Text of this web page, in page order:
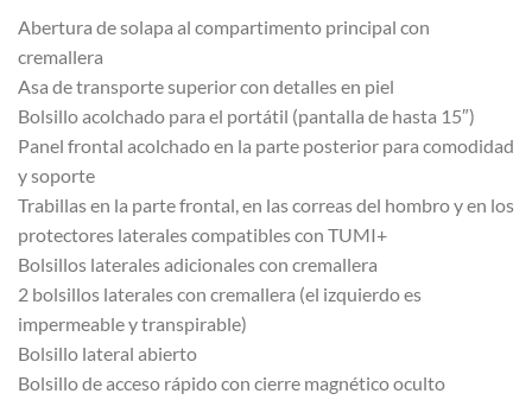
Abertura de solapa al compartimento principal con
cremallera
Asa de transporte superior con detalles en piel
Bolsillo acolchado para el portátil (pantalla de hasta 15″)
Panel frontal acolchado en la parte posterior para comodidad
y soporte
Trabillas en la parte frontal, en las correas del hombro y en los
protectores laterales compatibles con TUMI+
Bolsillos laterales adicionales con cremallera
2 bolsillos laterales con cremallera (el izquierdo es
impermeable y transpirable)
Bolsillo lateral abierto
Bolsillo de acceso rápido con cierre magnético oculto